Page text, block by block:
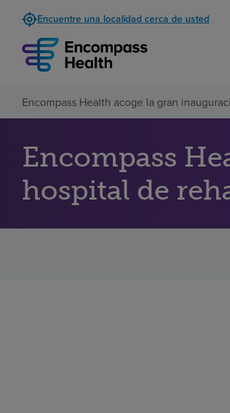
Encuentre una localidad cerca de usted
Encompass Health acoge la gran
Encompass
hospital de